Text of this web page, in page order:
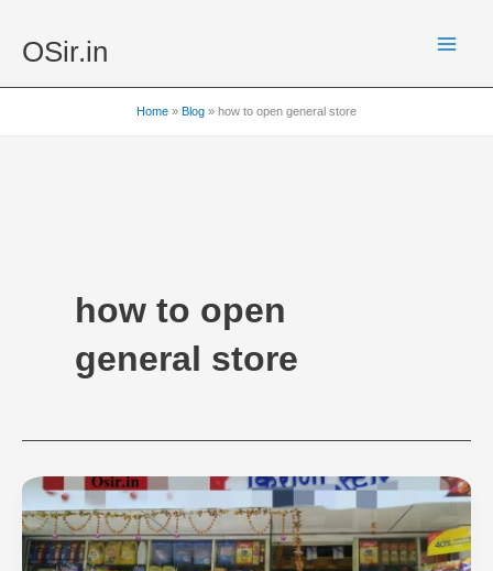
OSir.in
Home Blog how to open general store
how to open
general store